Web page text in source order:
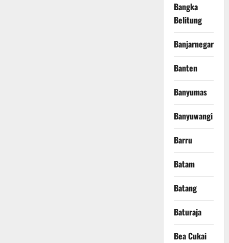
Bangka
Belitung
Banjarnegara
Banten
Banyumas
Banyuwangi
Barru
Batam
Batang
Baturaja
Bea Cukai